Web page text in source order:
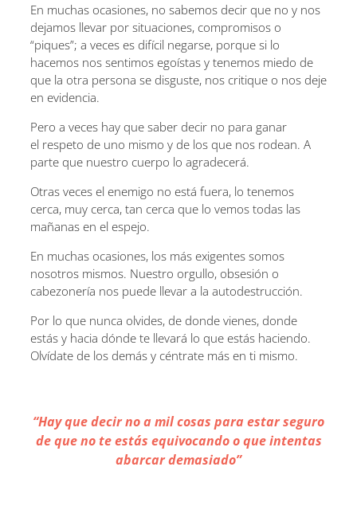
En muchas ocasiones, no sabemos decir que no y nos
dejamos llevar por situaciones, compromisos o
“piques”; a veces es difícil negarse, porque si lo
hacemos nos sentimos egoístas y tenemos miedo de
que la otra persona se disguste, nos critique o nos deje
en evidencia.
Pero a veces hay que saber decir no para ganar
el respeto de uno mismo y de los que nos rodean. A
parte que nuestro cuerpo lo agradecerá.
Otras veces el enemigo no está fuera, lo tenemos
cerca, muy cerca, tan cerca que lo vemos todas las
mañanas en el espejo.
En muchas ocasiones, los más exigentes somos
nosotros mismos. Nuestro orgullo, obsesión o
cabezonería nos puede llevar a la autodestrucción.
Por lo que nunca olvides, de donde vienes, donde
estás y hacia dónde te llevará lo que estás haciendo.
Olvídate de los demás y céntrate más en ti mismo.
“Hay que decir no a mil cosas para estar seguro
de que no te estás equivocando o que intentas
abarcar demasiado”